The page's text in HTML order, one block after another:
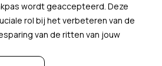
wordt geaccepteerd. Deze
rol bij het verbeteren van de
van de ritten van jouw